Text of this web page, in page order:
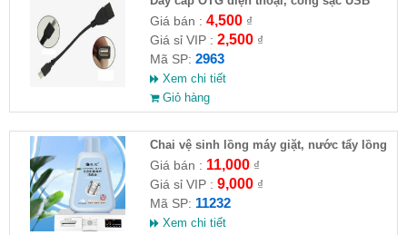
Giá bán : 4,500₫
Giá sỉ VIP : 2,500₫
Mã SP: 2963
Xem chi tiết
Giỏ hàng
Chai vệ sinh lồng máy giặt, nước tẩy lồng
máy giặt CLEANING FLUID
Giá bán : 11,000₫
Giá sỉ VIP : 9,000₫
Mã SP: 11232
Xem chi tiết